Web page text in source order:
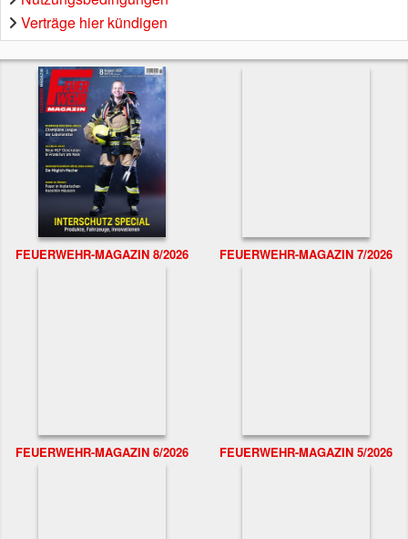
Verträge hier kündigen
FEUERWEHR-MAGAZIN 8/2026 FEUERWEHR-MAGAZIN 7/2026
FEUERWEHR-MAGAZIN 6/2026 FEUERWEHR-MAGAZIN 5/2026